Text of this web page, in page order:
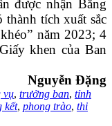
được nhận Bằng
tích xuất sắc
năm 2023; 4
khen của Ban
Nguyễn Đặng
vụ, trưởng ban, tỉnh
kết, phong trào, thi